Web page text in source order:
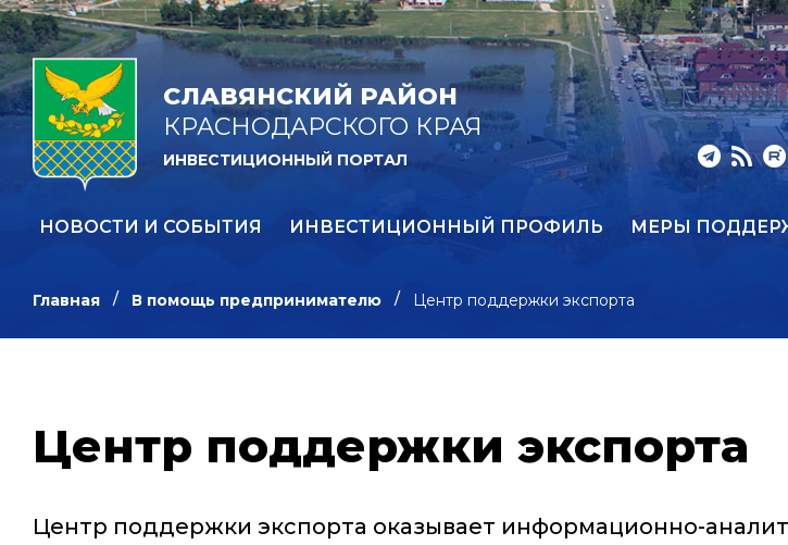
СЛАВЯНСКИЙ РАЙОН
КРАСНОДАРСКОГО КРАЯ
ИНВЕСТИЦИОННЫЙ ПОРТАЛ
НОВОСТИ И СОБЫТИЯ ИНВЕСТИЦИОННЫЙ ПРОФИЛЬ МЕРЫ
Главная В помощь предпринимателю Центр поддержки экспорта
Центр поддержки экспорта
Центр поддержки экспорта оказывает информационно-